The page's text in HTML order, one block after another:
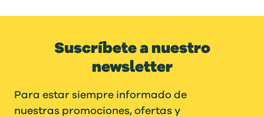
Suscríbete a nuestro
newsletter
Para estar siempre informado de
nuestras promociones, ofertas y